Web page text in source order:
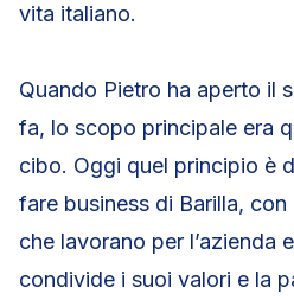
vita italiano.
Quando Pietro ha aperto il
fa, lo scopo principale era
cibo. Oggi quel principio è
fare business di Barilla,
che lavorano per l’azienda
condivide i suoi valori e la